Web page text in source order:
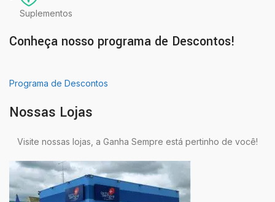
Suplementos
Conheça nosso programa de Descontos!
Programa de Descontos
Nossas Lojas
Visite nossas lojas, a Ganha Sempre está pertinho de você!